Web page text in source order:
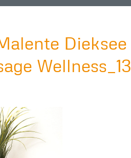
Dieksee
Wellness_13